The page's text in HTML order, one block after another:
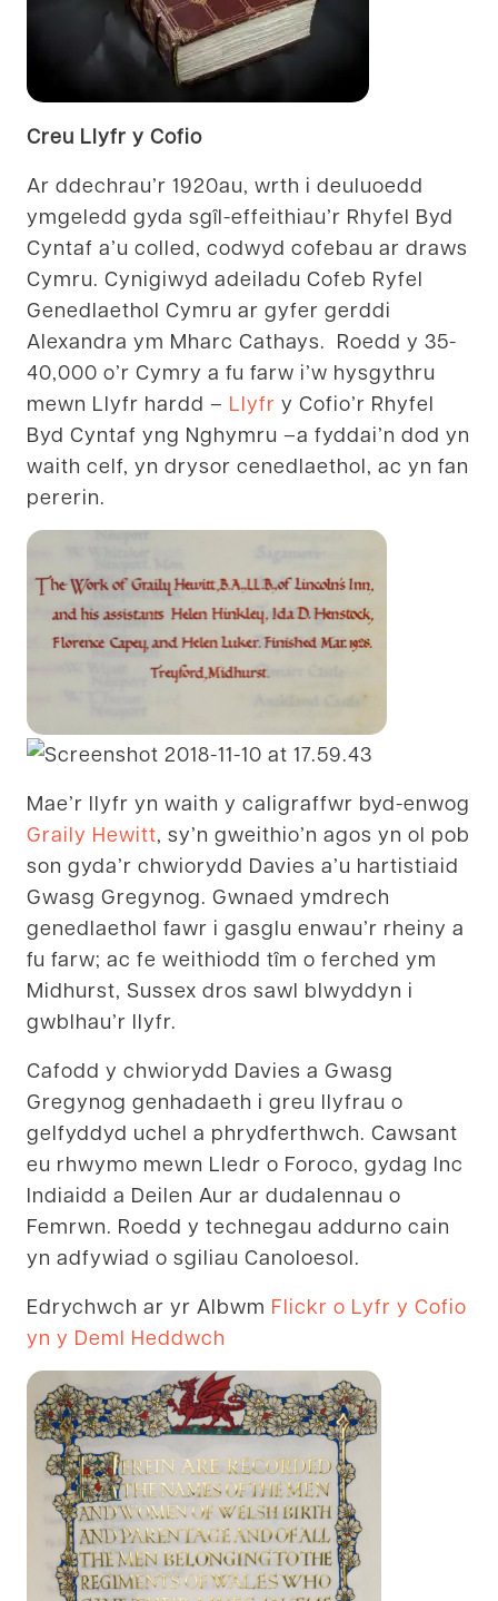
Creu Llyfr y Cofio
Ar ddechrau’r 1920au, wrth i deuluoedd
ymgeledd gyda sgîl-effeithiau’r Rhyfel Byd
Cyntaf a’u colled, codwyd cofebau ar draws
Cymru. Cynigiwyd adeiladu Cofeb Ryfel
Genedlaethol Cymru ar gyfer gerddi
Alexandra ym Mharc Cathays. Roedd y 35-
40,000 o’r Cymry a fu farw i’w hysgythru
mewn Llyfr hardd – Llyfr y Cofio’r Rhyfel
Byd Cyntaf yng Nghymru –a fyddai’n dod yn
waith celf, yn drysor cenedlaethol, ac yn fan
pererin.
Mae’r llyfr yn waith y caligraffwr byd-enwog
Graily Hewitt, sy’n gweithio’n agos yn ol pob
son gyda’r chwiorydd Davies a’u hartistiaid
Gwasg Gregynog. Gwnaed ymdrech
genedlaethol fawr i gasglu enwau’r rheiny a
fu farw; ac fe weithiodd tîm o ferched ym
Midhurst, Sussex dros sawl blwyddyn i
gwblhau’r llyfr.
Cafodd y chwiorydd Davies a Gwasg
Gregynog genhadaeth i greu llyfrau o
gelfyddyd uchel a phrydferthwch. Cawsant
eu rhwymo mewn Lledr o Foroco, gydag Inc
Indiaidd a Deilen Aur ar dudalennau o
Femrwn. Roedd y technegau addurno cain
yn adfywiad o sgiliau Canoloesol.
Edrychwch ar yr Albwm Flickr o Lyfr y Cofio
yn y Deml Heddwch